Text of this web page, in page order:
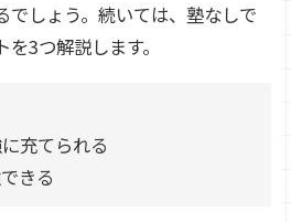
でしょう。続いては、塾なしで
3つ解説します。
充てられる
きる